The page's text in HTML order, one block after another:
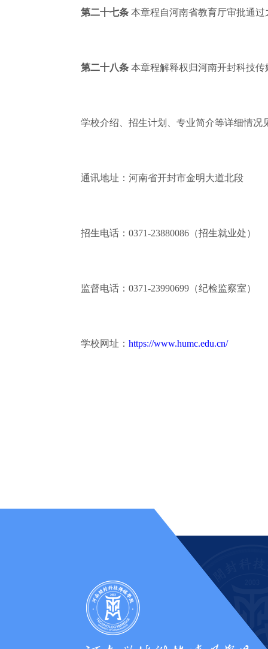
第二十七条 本章程自河南省教育厅审批通
第二十八条 本章程解释权归河南开封科技传
学校介绍、招生计划、专业简介等详细情况
通讯地址：河南省开封市金明大道北段
招生电话：0371-23880086（招生就业处）
监督电话：0371-23990699（纪检监察室）
学校网址： https://www.humc.edu.cn/